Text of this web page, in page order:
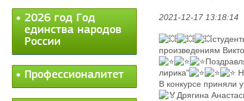
2026 год Год
единства народов
России
Профессионалитет
2021-12-17 13:18:14
произведениям
лирика"
В конкурсе приняли
Дрягина